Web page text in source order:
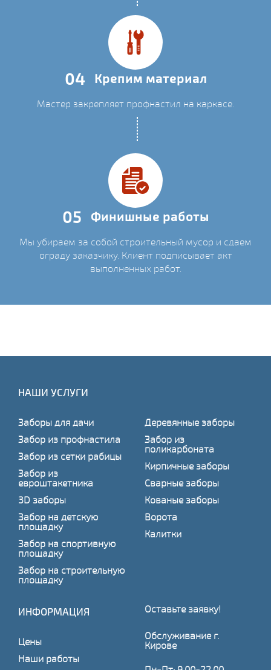
04 Крепим материал
Мастер закрепляет профнастил на каркасе.
05 Финишные работы
Мы убираем за собой строительный мусор и сдаем
ограду заказчику. Клиент подписывает акт
выполненных работ.
НАШИ УСЛУГИ
Заборы для дачи
Забор из профнастила
Забор из сетки рабицы
Забор из
евроштакетника
3D заборы
Забор на детскую
площадку
Забор на спортивную
площадку
Забор на строительную
площадку
Деревянные заборы
Забор из
поликарбоната
Кирпичные заборы
Сварные заборы
Кованые заборы
Ворота
Калитки
ИНФОРМАЦИЯ
Цены
Наши работы
Оставьте заявку!
Обслуживание г.
Кирове